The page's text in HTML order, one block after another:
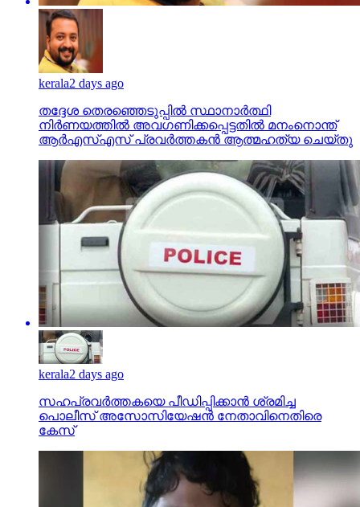
kerala2 days ago
തദ്ദേശ തെരഞ്ഞെടുപ്പില്‍ സ്ഥാനാര്‍ത്ഥി
നിര്‍ണയത്തില്‍ അവഗണിക്കപ്പെട്ടതില്‍ മനംനൊന്ത്
ആര്‍എസ്എസ് പ്രവര്‍ത്തകന്‍ ആത്മഹത്യ ചെയ്തു
kerala2 days ago
സഹപ്രവര്‍ത്തകയെ പീഡിപ്പിക്കാന്‍ ശ്രമിച്ച
പൊലീസ് അസോസിയേഷന്‍ നേതാവിനെതിരെ
കേസ്